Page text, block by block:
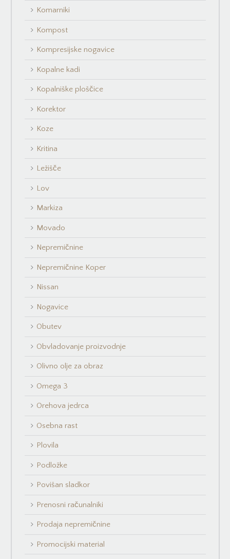
Komarniki
Kompost
Kompresijske nogavice
Kopalne kadi
Kopalniške ploščice
Korektor
Koze
Kritina
Ležišče
Lov
Markiza
Movado
Nepremičnine
Nepremičnine Koper
Nissan
Nogavice
Obutev
Obvladovanje proizvodnje
Olivno olje za obraz
Omega 3
Orehova jedrca
Osebna rast
Plovila
Podložke
Povišan sladkor
Prenosni računalniki
Prodaja nepremičnine
Promocijski material